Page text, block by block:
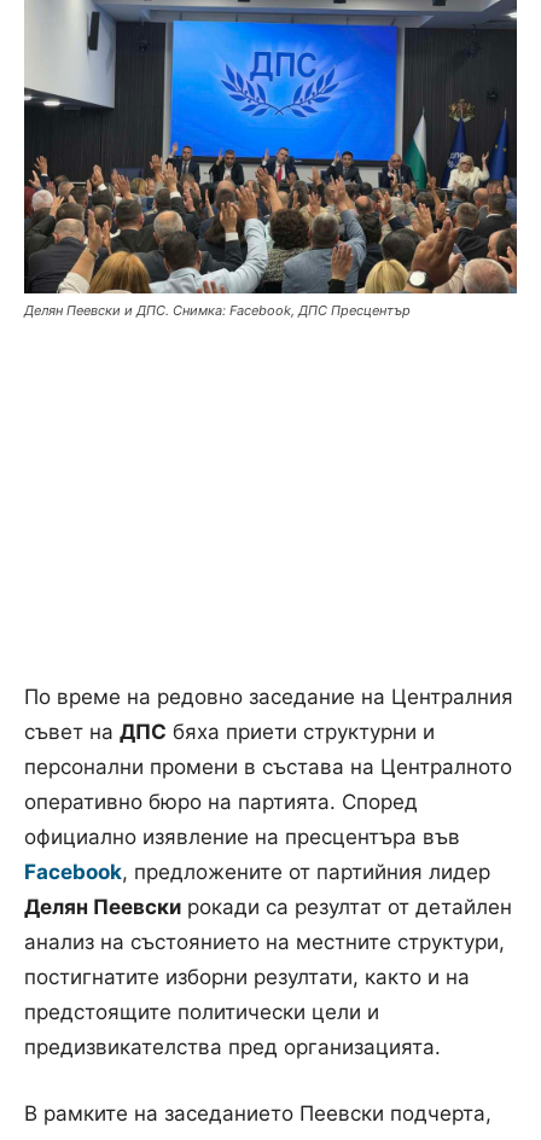
Делян Пеевски и ДПС. Снимка: Facebook, ДПС Пресцентър
По време на редовно заседание на Централния
съвет на ДПС бяха приети структурни и
персонални промени в състава на Централното
оперативно бюро на партията. Според
официално изявление на пресцентъра във
Facebook, предложените от партийния лидер
Делян Пеевски рокади са резултат от детайлен
анализ на състоянието на местните структури,
постигнатите изборни резултати, както и на
предстоящите политически цели и
предизвикателства пред организацията.
В рамките на заседанието Пеевски подчерта,